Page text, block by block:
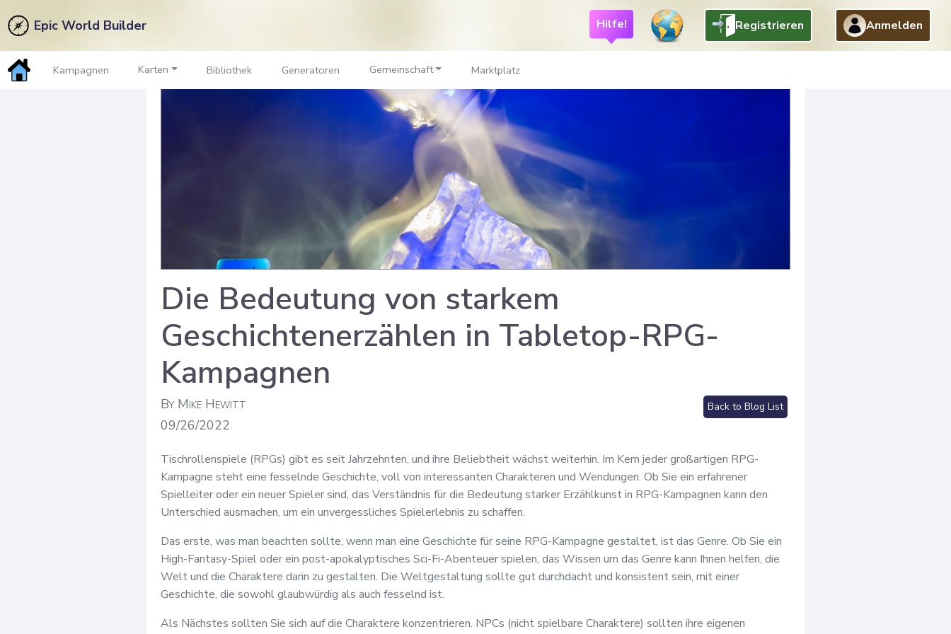
Epic World Builder Hilfe! Registrieren Anmelden
Kampagnen Karten Bibliothek Generatoren Gemeinschaft Marktplatz
Die Bedeutung von starkem
Geschichtenerzählen in Tabletop-RPG-
Kampagnen
By Mike Hewitt
09/26/2022
Back to Blog List
Tischrollenspiele (RPGs) gibt es seit Jahrzehnten, und ihre Beliebtheit wächst weiterhin. Im Kern jeder großartigen RPG-
Kampagne steht eine fesselnde Geschichte, voll von interessanten Charakteren und Wendungen. Ob Sie ein erfahrener
Spielleiter oder ein neuer Spieler sind, das Verständnis für die Bedeutung starker Erzählkunst in RPG-Kampagnen kann den
Unterschied ausmachen, um ein unvergessliches Spielerlebnis zu schaffen.
Das erste, was man beachten sollte, wenn man eine Geschichte für seine RPG-Kampagne gestaltet, ist das Genre. Ob Sie ein
High-Fantasy-Spiel oder ein post-apokalyptisches Sci-Fi-Abenteuer spielen, das Wissen um das Genre kann Ihnen helfen, die
Welt und die Charaktere darin zu gestalten. Die Weltgestaltung sollte gut durchdacht und konsistent sein, mit einer
Geschichte, die sowohl glaubwürdig als auch fesselnd ist.
Als Nächstes sollten Sie sich auf die Charaktere konzentrieren. NPCs (nicht spielbare Charaktere) sollten ihre eigenen